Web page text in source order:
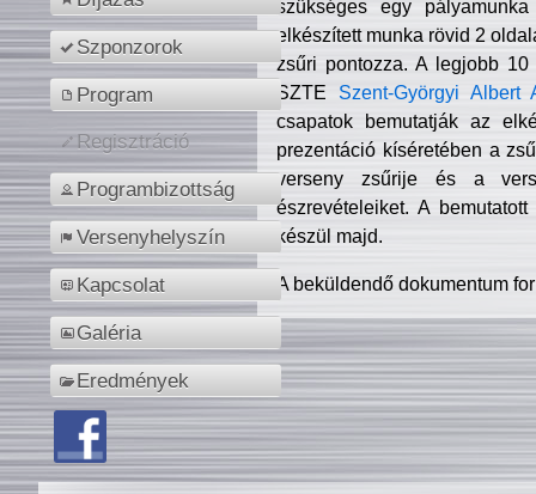
Szponzorok
Program
Regisztráció
Programbizottság
Versenyhelyszín
Kapcsolat
Galéria
Eredmények
szükséges egy
elkészített munka rövid 2
zsűri pontozza. A legjobb
SZTE Szent-Györgyi Albert
csapatok bemutatják az
prezentáció kíséretében a
verseny zsűrije és a
észrevételeiket. A
készül majd.
A beküldendő dokumentum